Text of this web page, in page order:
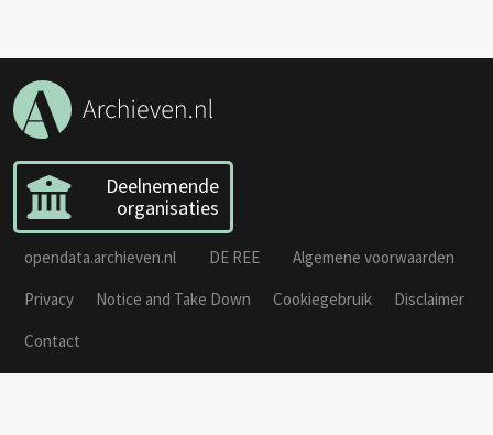
Deelnemende
organisaties
opendata.archieven.nl DE REE
Algemene voorwaarden
Privacy
Notice and Take Down Cookiegebruik
Disclaimer
Contact